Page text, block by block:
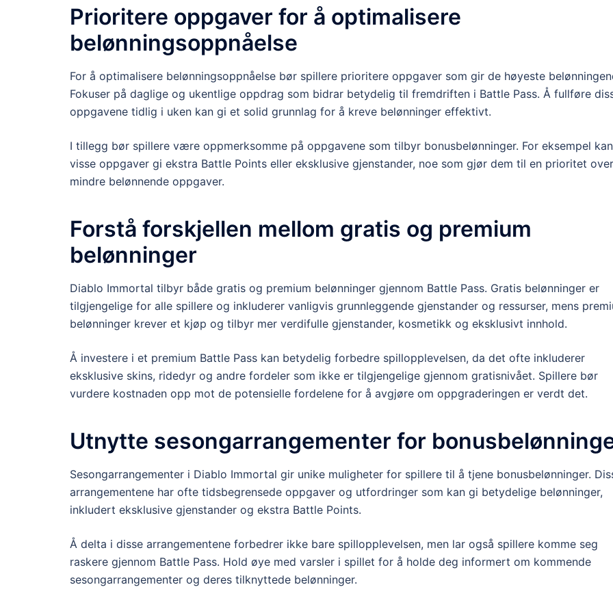
Prioritere oppgaver for å optimalisere
belønningsoppnåelse
For å optimalisere belønningsoppnåelse bør spillere prioritere oppgaver som gir de høyeste
Fokuser på daglige og ukentlige oppdrag som bidrar betydelig til fremdriften i Battle Pass. Å fullføre
oppgavene tidlig i uken kan gi et solid grunnlag for å kreve belønninger effektivt.
I tillegg bør spillere være oppmerksomme på oppgavene som tilbyr bonusbelønninger. For eksempel kan
visse oppgaver gi ekstra Battle Points eller eksklusive gjenstander, noe som gjør dem til en prioritet over
mindre belønnende oppgaver.
Forstå forskjellen mellom gratis og premium
belønninger
Diablo Immortal tilbyr både gratis og premium belønninger gjennom Battle Pass. Gratis belønninger er
tilgjengelige for alle spillere og inkluderer vanligvis grunnleggende gjenstander og ressurser, mens
belønninger krever et kjøp og tilbyr mer verdifulle gjenstander, kosmetikk og eksklusivt innhold.
Å investere i et premium Battle Pass kan betydelig forbedre spillopplevelsen, da det ofte inkluderer
eksklusive skins, ridedyr og andre fordeler som ikke er tilgjengelige gjennom gratisnivået. Spillere bør
vurdere kostnaden opp mot de potensielle fordelene for å avgjøre om oppgraderingen er verdt det.
Utnytte sesongarrangementer for
Sesongarrangementer i Diablo Immortal gir unike muligheter for spillere til å tjene bonusbelønninger.
arrangementene har ofte tidsbegrensede oppgaver og utfordringer som kan gi betydelige belønninger,
inkludert eksklusive gjenstander og ekstra Battle Points.
Å delta i disse arrangementene forbedrer ikke bare spillopplevelsen, men lar også spillere komme seg
raskere gjennom Battle Pass. Hold øye med varsler i spillet for å holde deg informert om kommende
sesongarrangementer og deres tilknyttede belønninger.